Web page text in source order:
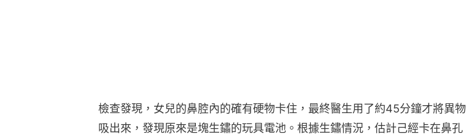
檢查發現，女兒的鼻腔內的確有硬物卡住，最終醫生用了約45分鐘才將異物
吸出來，發現原來是塊生鏽的玩具電池。根據生鏽情況，估計己經卡在鼻孔